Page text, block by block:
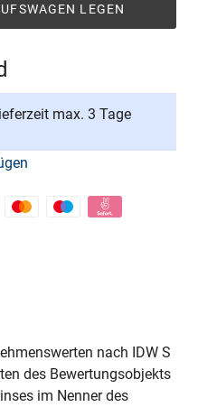
LEGEN
max. 3 Tage
nach IDW S
des Bewertungsobjekts
im Nenner des